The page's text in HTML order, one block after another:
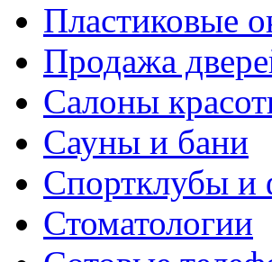
Пластиковые
Продажа
Салоны
Сауны и бани
Спортклубы и
Стоматологии